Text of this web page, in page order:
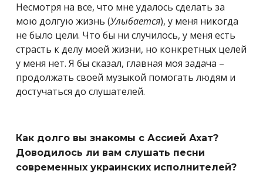
Несмотря на все, что мне удалось сделать за
мою долгую жизнь (Улыбается), у меня никогда
не было цели. Что бы ни случилось, у меня есть
страсть к делу моей жизни, но конкретных целей
у меня нет. Я бы сказал, главная моя задача –
продолжать своей музыкой помогать людям и
достучаться до слушателей.
Как долго вы знакомы с Ассией Ахат?
Доводилось ли вам слушать песни
современных украинских исполнителей?